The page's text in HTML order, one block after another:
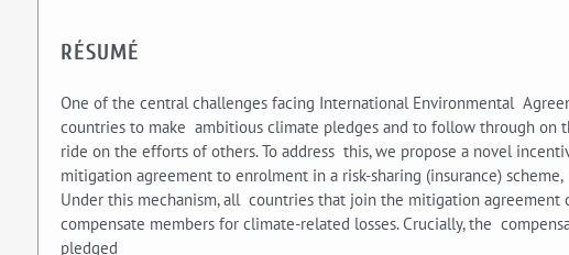
RÉSUMÉ
One of the central challenges facing International Environmental
countries to make ambitious climate pledges and to follow through
ride on the efforts of others. To address this, we propose a novel
mitigation agreement to enrolment in a risk-sharing (insurance)
Under this mechanism, all countries that join the mitigation
compensate members for climate-related losses. Crucially, the
pledged